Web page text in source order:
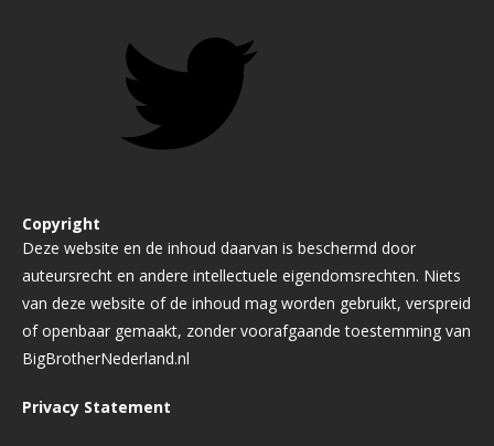
Copyright
Deze website en de inhoud daarvan is beschermd door
auteursrecht en andere intellectuele eigendomsrechten. Niets
van deze website of de inhoud mag worden gebruikt, verspreid
of openbaar gemaakt, zonder voorafgaande toestemming van
BigBrotherNederland.nl
Privacy Statement